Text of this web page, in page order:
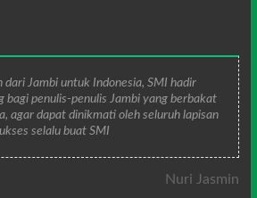
dari Jambi untuk Indonesia, SMI hadir
bagi penulis-penulis Jambi yang berbakat
agar dapat dinikmati oleh seluruh lapisan
selalu buat SMI
Nuri Jasmin